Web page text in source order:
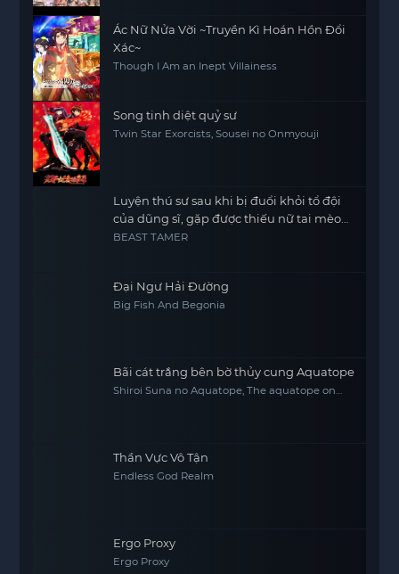
Ác Nữ Nửa Vời ~Truyền Kì Hoán Hồn Đổi
Xác~
Though I Am an Inept Villainess
Song tinh diệt quỷ sư
Twin Star Exorcists, Sousei no Onmyouji
Luyện thú sư sau khi bị đuổi khỏi tổ đội
của dũng sĩ, gặp được thiếu nữ tai mèo
của chủng tộc mạnh nhất
BEAST TAMER
Đại Ngư Hải Đường
Big Fish And Begonia
Bãi cát trắng bên bờ thủy cung Aquatope
Shiroi Suna no Aquatope, The aquatope on
Thần Vực Vô Tận
Endless God Realm
Ergo Proxy
Ergo Proxy